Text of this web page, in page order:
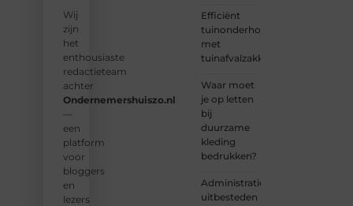
Wij
zijn
het
enthousiaste
redactieteam
achter
Ondernemershuiszo.nl
—
een
platform
voor
bloggers
en
lezers
Efficiënt
tuinonderhoud
met
tuinafvalzakken
Waar moet
je op letten
bij
duurzame
kleding
bedrukken?
Administratie
uitbesteden